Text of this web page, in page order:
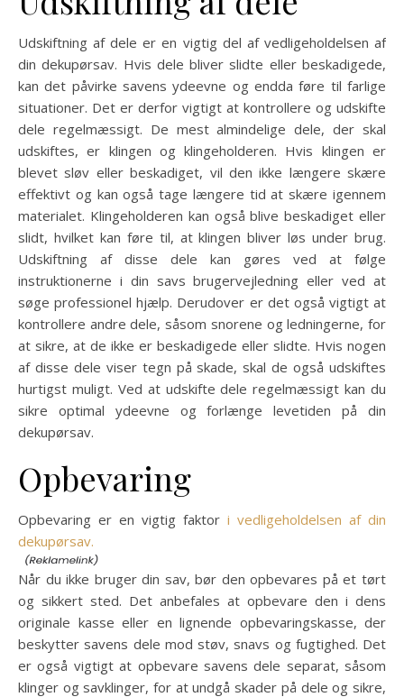
Udskiftning af dele er en vigtig del af vedligeholdelsen af
din dekupørsav. Hvis dele bliver slidte eller beskadigede,
kan det påvirke savens ydeevne og endda føre til farlige
situationer. Det er derfor vigtigt at kontrollere og udskifte
dele regelmæssigt. De mest almindelige dele, der skal
udskiftes, er klingen og klingeholderen. Hvis klingen er
blevet sløv eller beskadiget, vil den ikke længere skære
effektivt og kan også tage længere tid at skære igennem
materialet. Klingeholderen kan også blive beskadiget eller
slidt, hvilket kan føre til, at klingen bliver løs under brug.
Udskiftning af disse dele kan gøres ved at følge
instruktionerne i din savs brugervejledning eller ved at
søge professionel hjælp. Derudover er det også vigtigt at
kontrollere andre dele, såsom snorene og ledningerne, for
at sikre, at de ikke er beskadigede eller slidte. Hvis nogen
af ​​disse dele viser tegn på skade, skal de også udskiftes
hurtigst muligt. Ved at udskifte dele regelmæssigt kan du
sikre optimal ydeevne og forlænge levetiden på din
dekupørsav.
Opbevaring
Opbevaring er en vigtig faktor i vedligeholdelsen af din
dekupørsav.
Når du ikke bruger din sav, bør den opbevares på et tørt
og sikkert sted. Det anbefales at opbevare den i dens
originale kasse eller en lignende opbevaringskasse, der
beskytter savens dele mod støv, snavs og fugtighed. Det
er også vigtigt at opbevare savens dele separat, såsom
klinger og savklinger, for at undgå skader på dele og sikre,